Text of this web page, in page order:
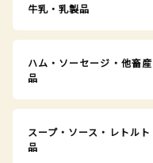
牛乳・乳製品
ハム・ソーセージ・他畜産
品
スープ・ソース・レトルト
品